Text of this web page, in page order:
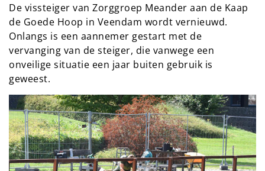
De vissteiger van Zorggroep Meander aan de Kaap
de Goede Hoop in Veendam wordt vernieuwd.
Onlangs is een aannemer gestart met de
vervanging van de steiger, die vanwege een
onveilige situatie een jaar buiten gebruik is
geweest.